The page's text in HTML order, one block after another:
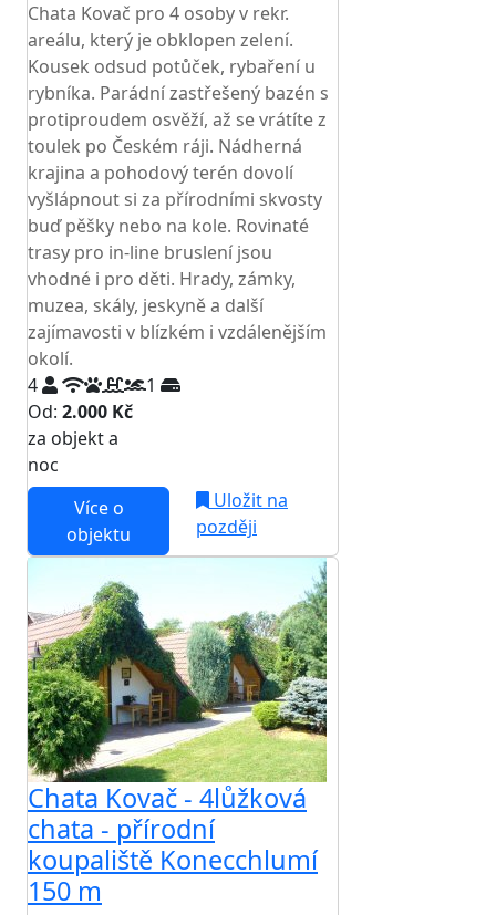
Chata Kovač pro 4 osoby v rekr.
areálu, který je obklopen zelení.
Kousek odsud potůček, rybaření u
rybníka. Parádní zastřešený bazén s
protiproudem osvěží, až se vrátíte z
toulek po Českém ráji. Nádherná
krajina a pohodový terén dovolí
vyšlápnout si za přírodními skvosty
buď pěšky nebo na kole. Rovinaté
trasy pro in-line bruslení jsou
vhodné i pro děti. Hrady, zámky,
muzea, skály, jeskyně a další
zajímavosti v blízkém i vzdálenějším
okolí.
4
1
Od: 2.000 Kč
za objekt a
noc
Více o
objektu
Uložit na
později
Chata Kovač - 4lůžková
chata - přírodní
koupaliště Konecchlumí
150 m